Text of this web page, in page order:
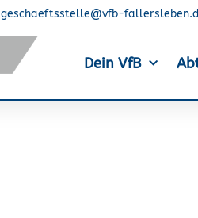
geschaeftsstelle@vfb-
Dein VfB